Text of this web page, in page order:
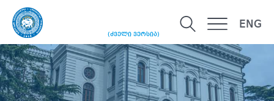
(ძველი ვერსია)
ENG